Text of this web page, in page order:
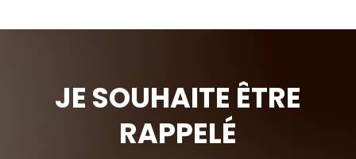
JE SOUHAITE ÊTRE
RAPPELÉ